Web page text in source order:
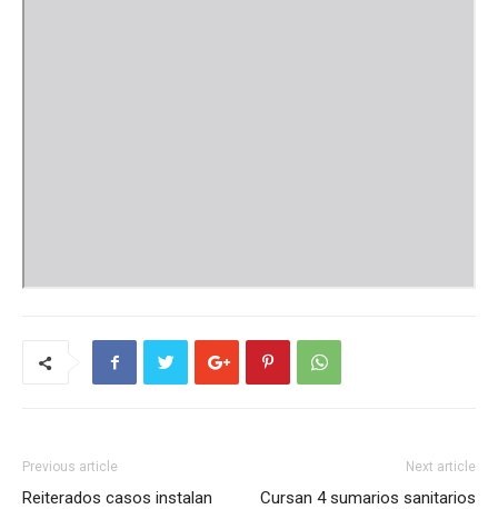
Previous article
Reiterados casos instalan
Next article
Cursan 4 sumarios sanitarios